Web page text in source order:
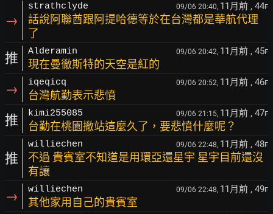
→
strathclyde 09/06 20:40, 11月前 , 44F
話說阿聯酋跟阿提哈德等於在台灣都是華航代理
了
推 Alderamin 09/06 20:42, 11月前 , 45F
現在曼徹斯特的天空是紅的
→ iqeqicq 09/06 20:52, 11月前 , 46F
台灣航勤表示悲憤
推 kimi255085 09/06 21:15, 11月前 , 47F
台勤在桃園撤站這麼久了，要悲憤什麼呢？
推
williechen 09/06 22:48, 11月前 , 48F
不過 貴賓室不知道是用環亞還星宇 星宇目前還沒
有讓
→ williechen 09/06 22:48, 11月前 , 49F
其他家用自己的貴賓室